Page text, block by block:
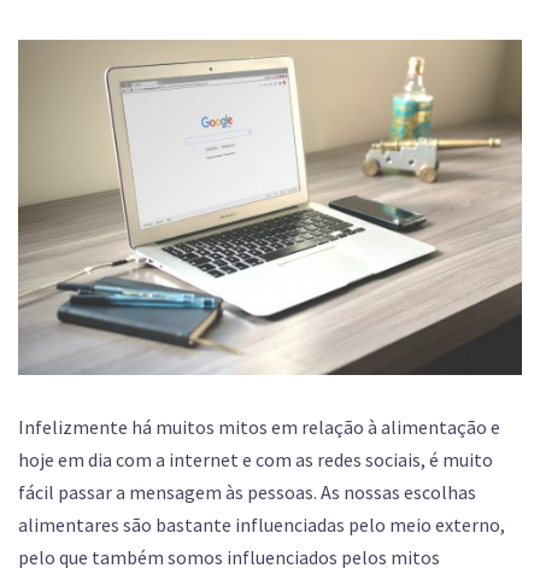
Infelizmente há muitos mitos em relação à alimentação e
hoje em dia com a internet e com as redes sociais, é muito
fácil passar a mensagem às pessoas. As nossas escolhas
alimentares são bastante influenciadas pelo meio externo,
pelo que também somos influenciados pelos mitos